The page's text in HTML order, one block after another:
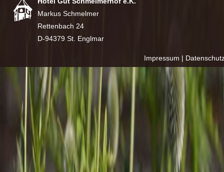
Markus Schmelmer
Rettenbach 24
D-94379 St. Englmar
Impressum |